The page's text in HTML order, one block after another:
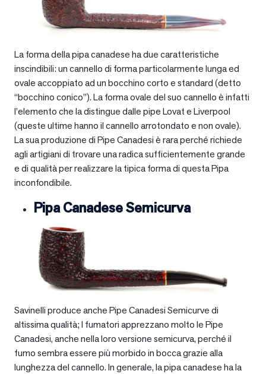
La forma della pipa canadese ha due caratteristiche
inscindibili: un cannello di forma particolarmente lunga ed
ovale accoppiato ad un bocchino corto e standard (detto
“bocchino conico”). La forma ovale del suo cannello è infatti
l’elemento che la distingue dalle pipe Lovat e Liverpool
(queste ultime hanno il cannello arrotondato e non ovale).
La sua produzione di Pipe Canadesi è rara perché richiede
agli artigiani di trovare una radica sufficientemente grande
e di qualità per realizzare la tipica forma di questa Pipa
inconfondibile.
Pipa Canadese Semicurva
Savinelli produce anche Pipe Canadesi Semicurve di
altissima qualità; I fumatori apprezzano molto le Pipe
Canadesi, anche nella loro versione semicurva, perché il
fumo sembra essere più morbido in bocca grazie alla
lunghezza del cannello. In generale, la pipa canadese ha la